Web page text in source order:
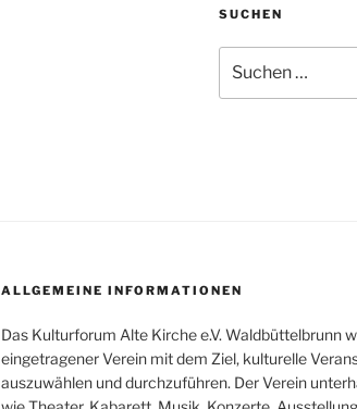
SUCHEN
nach:
ALLGEMEINE INFORMATIONEN
Das Kulturforum Alte Kirche e.V. Waldbüttelbrunn
eingetragener Verein mit dem Ziel, kulturelle
auszuwählen und durchzuführen. Der Verein